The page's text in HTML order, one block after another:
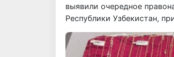
выявили очередное
Республики Узбекистан,